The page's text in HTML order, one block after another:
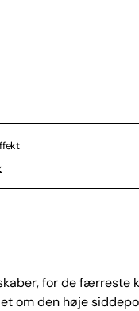
for de færreste
om den høje